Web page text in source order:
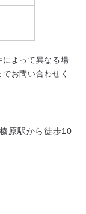
よって異なる場
お問い合わせく
原駅から徒歩10